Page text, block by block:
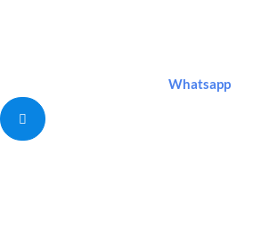
Whatsapp